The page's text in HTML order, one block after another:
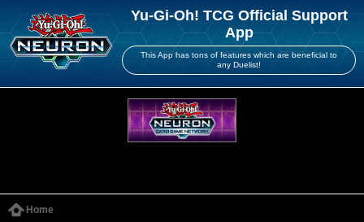
Yu-Gi-Oh! TCG Official Support
App
This App has tons of features which are beneficial to
any Duelist!
Home